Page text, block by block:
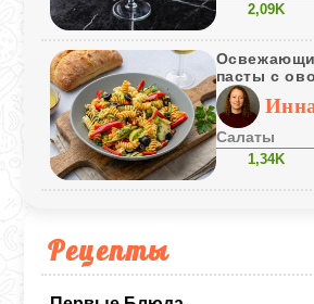
Рецепты
2,09K
пасты с
Салаты
1,34K